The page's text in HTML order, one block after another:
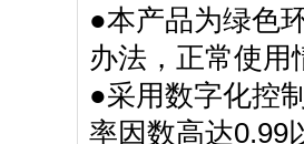
●本产品为绿色
办法，正常使用
●采用数字化控
率因数高达0.99